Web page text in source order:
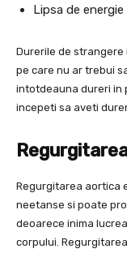
Lipsa de energie
Durerile de
pe care nu ar trebui
intotdeauna dureri in
incepeti sa aveti
Regurgitarea aortica
neetanse si poate
deoarece inima
corpului.